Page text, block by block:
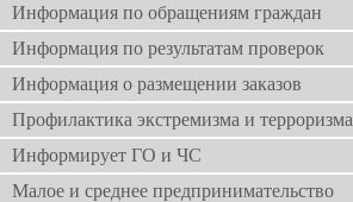
Информация по обращениям граждан
Информация по результатам проверок
Информация о размещении заказов
Профилактика экстремизма и терроризма
Информирует ГО и ЧС
Малое и среднее предпринимательство